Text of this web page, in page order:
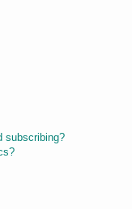
subscribing?